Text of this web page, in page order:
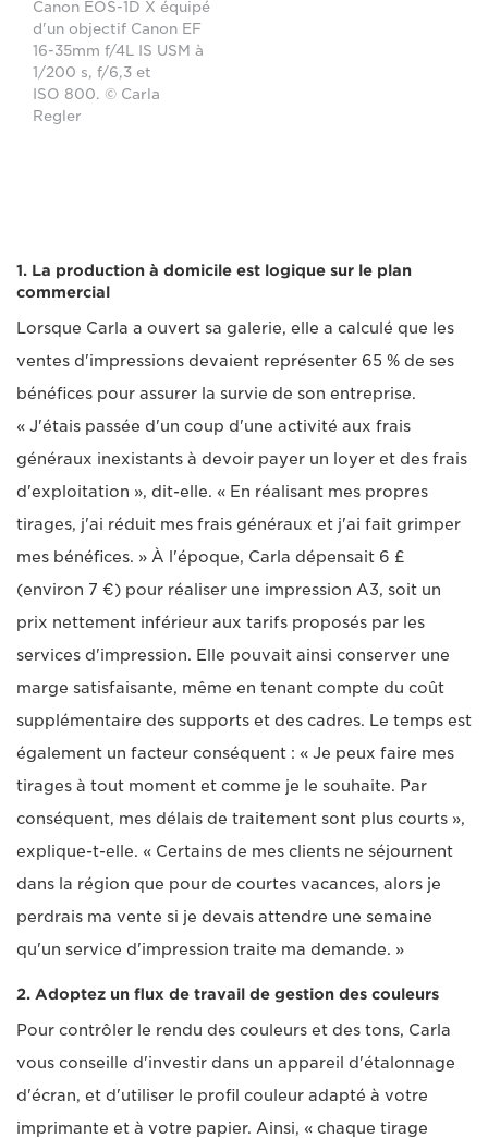
Canon EOS-1D X équipé
d'un objectif Canon EF
16-35mm f/4L IS USM à
1/200 s, f/6,3 et
ISO 800. © Carla
Regler
1. La production à domicile est logique sur le plan
commercial
Lorsque Carla a ouvert sa galerie, elle a calculé que les
ventes d'impressions devaient représenter 65 % de ses
bénéfices pour assurer la survie de son entreprise.
« J'étais passée d'un coup d'une activité aux frais
généraux inexistants à devoir payer un loyer et des frais
d'exploitation », dit-elle. « En réalisant mes propres
tirages, j'ai réduit mes frais généraux et j'ai fait grimper
mes bénéfices. » À l'époque, Carla dépensait 6 £
(environ 7 €) pour réaliser une impression A3, soit un
prix nettement inférieur aux tarifs proposés par les
services d'impression. Elle pouvait ainsi conserver une
marge satisfaisante, même en tenant compte du coût
supplémentaire des supports et des cadres. Le temps est
également un facteur conséquent : « Je peux faire mes
tirages à tout moment et comme je le souhaite. Par
conséquent, mes délais de traitement sont plus courts »,
explique-t-elle. « Certains de mes clients ne séjournent
dans la région que pour de courtes vacances, alors je
perdrais ma vente si je devais attendre une semaine
qu'un service d'impression traite ma demande. »
2. Adoptez un flux de travail de gestion des couleurs
Pour contrôler le rendu des couleurs et des tons, Carla
vous conseille d'investir dans un appareil d'étalonnage
d'écran, et d'utiliser le profil couleur adapté à votre
imprimante et à votre papier. Ainsi, « chaque tirage